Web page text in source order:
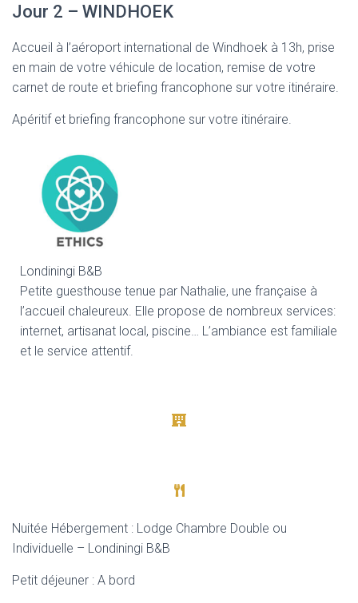
Jour 2 – WINDHOEK
Accueil à l’aéroport international de Windhoek à 13h, prise
en main de votre véhicule de location, remise de votre
carnet de route et briefing francophone sur votre itinéraire.
Apéritif et briefing francophone sur votre itinéraire.
Londiningi B&B
Petite guesthouse tenue par Nathalie, une française à
l’accueil chaleureux. Elle propose de nombreux services:
internet, artisanat local, piscine… L’ambiance est familiale
et le service attentif.
Nuitée Hébergement : Lodge Chambre Double ou
Individuelle – Londiningi B&B
Petit déjeuner : A bord